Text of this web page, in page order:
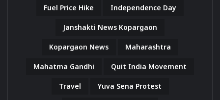
Fuel Price Hike Independence Day
Janshakti News Kopargaon
Kopargaon News Maharashtra
Mahatma Gandhi Quit India Movement
Travel Yuva Sena Protest